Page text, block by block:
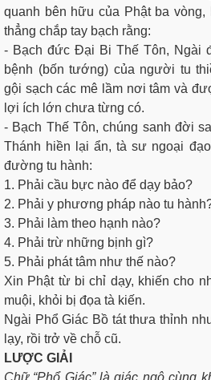
quanh bên hữu của Phật ba
thẳng chắp tay bạch rằng:
- Bạch đức Đại Bi Thế Tôn, Ngài
bệnh (bốn tướng) của người tu
gội sạch các mê lầm nơi tâm và
lợi ích lớn chưa từng có.
- Bạch Thế Tôn, chúng sanh đời
Thánh hiền lại ẩn, tà sư ngoại
đường tu hành:
1. Phải cầu bực nào để dạy bảo?
2. Phải y phương pháp nào tu
3. Phải làm theo hạnh nào?
4. Phải trừ những bịnh gì?
5. Phải phát tâm như thế nào?
Xin Phật từ bi chỉ dạy, khiến cho
muội, khỏi bị đọa tà kiến.
Ngài Phổ Giác Bồ tát thưa thỉnh
lạy, rồi trở về chỗ cũ.
LƯỢC GIẢI
Chữ “Phổ Giác” là giác ngộ cùng